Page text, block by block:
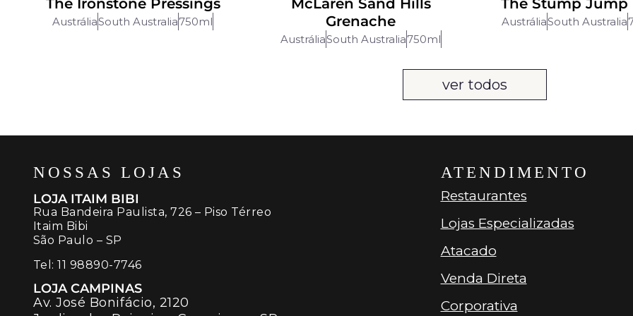
The Ironstone Pressings
AustráliaSouth Australia750ml
McLaren Sand Hills
Grenache
AustráliaSouth Australia750ml
The Stump Jump
AustráliaSouth Australia
ver todos
NOSSAS LOJAS
LOJA ITAIM BIBI
Rua Bandeira Paulista, 726 – Piso Térreo
Itaim Bibi
São Paulo – SP
Tel:11 98890-7746
LOJA CAMPINAS
Av. José Bonifácio, 2120
ATENDIMENTO
Restaurantes
Lojas Especializadas
Atacado
Venda Direta
Corporativa